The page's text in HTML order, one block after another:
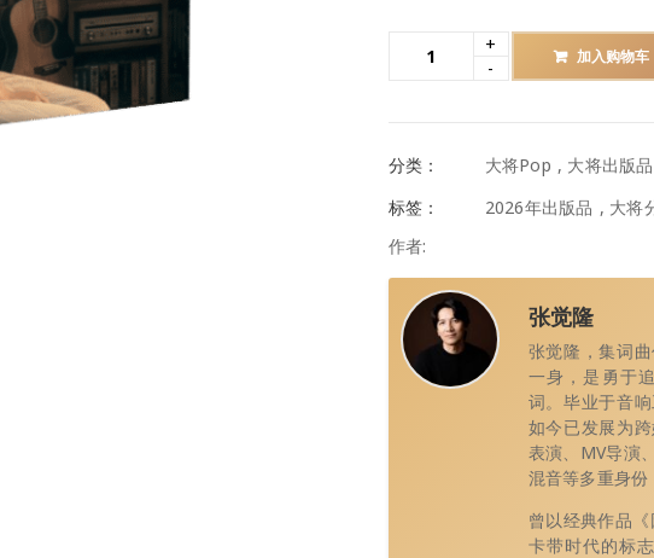
加入购物车
分类： 大将Pop , 大将出版品
标签：
2026年出版品 , 大将
作者:
张觉隆
张觉隆，集词
一身，是勇于
词。毕业于音
如今已发展为
表演、MV导演
混音等多重身
曾以经典作品
卡带时代的标